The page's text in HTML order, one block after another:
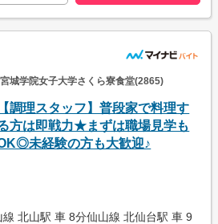
城学院女子大学さくら寮食堂(2865)
【調理スタッフ】普段家で料理す
方は即戦力★まずは職場見学も
未経験の方も大歓迎♪
北山駅 車 8分仙山線 北仙台駅 車 9